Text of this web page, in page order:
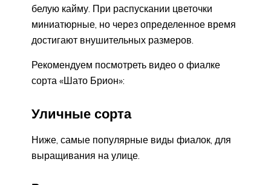
белую кайму. При распускании цветочки
миниатюрные, но через определенное время
достигают внушительных размеров.
Рекомендуем посмотреть видео о фиалке
сорта «Шато Брион»:
Уличные сорта
Ниже, самые популярные виды фиалок, для
выращивания на улице.